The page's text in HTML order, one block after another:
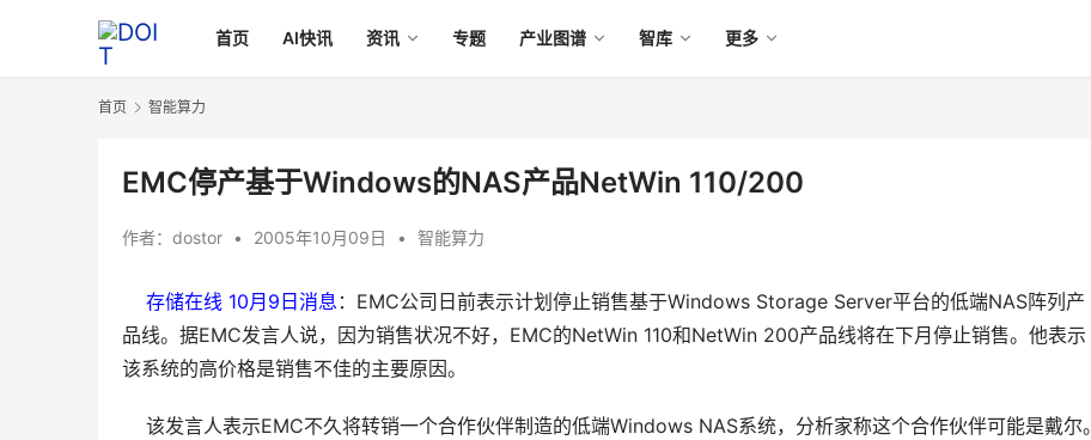
首页 AI快讯 资讯 专题 产业图谱 智库 更多
首页 智能算力
EMC停产基于Windows的NAS产品NetWin 110/200
作者： dostor • 2005年10月09日 • 智能算力
存储在线 10月9日消息 ：EMC公司日前表示计划停止销售基于Windows Storage Server平台的低端NAS阵列产
品线。据EMC发言人说，因为销售状况不好，EMC的NetWin 110和NetWin 200产品线将在下月停止销售。他表示
该系统的高价格是销售不佳的主要原因。
该发言人表示EMC不久将转销一个合作伙伴制造的低端Windows NAS系统，分析家称这个合作伙伴可能是戴尔。